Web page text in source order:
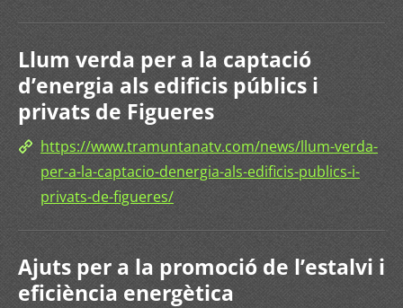
Llum verda per a la captació
d’energia als edificis públics i
privats de Figueres
https://www.tramuntanatv.com/news/llum-verda-
per-a-la-captacio-denergia-als-edificis-publics-i-
privats-de-figueres/
Ajuts per a la promoció de l’estalvi i
eficiència energètica